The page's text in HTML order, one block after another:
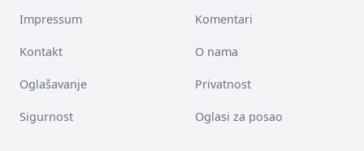
Impressum Komentari
Kontakt O nama
Oglašavanje Privatnost
Sigurnost Oglasi za posao